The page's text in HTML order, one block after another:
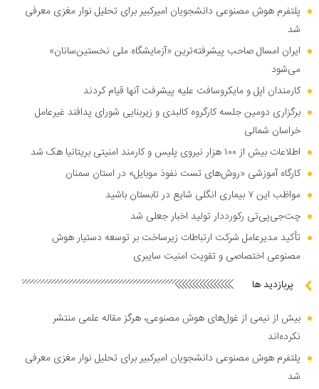
پلتفرم هوش مصنوعی دانشجویان امیرکبیر برای تحلیل نوار مغزی معرفی
شد
ایران امسال صاحب پیشرفته‌ترین «آزمایشگاه ملی نخستین‌سانان»
می‌شود
کارمندان اپل و مایکروسافت علیه پیشرفت آنها قیام کردند
برگزاری دومین جلسه کارگروه کالبدی و زیربنایی شورای پدافند غیرعامل
خراسان شمالی
اطلاعات بیش از ۱۰۰ هزار نیروی پلیس و کارمند امنیتی بریتانیا هک شد
کارگاه آموزشی «روش‌های تست نفوذ موبایل» در استان سمنان
مواظب این ۷ بیماری انگلی شایع در تابستان باشید
چت‌جی‌پی‌تی رکورددار تولید اخبار جعلی شد
تأکید مدیرعامل شرکت ارتباطات زیرساخت بر توسعه دستیار هوش
مصنوعی اختصاصی و تقویت امنیت سایبری
پربازدید ها
بیش از نیمی از غول‌های هوش مصنوعی، هرگز مقاله علمی منتشر
نکرده‌اند
پلتفرم هوش مصنوعی دانشجویان امیرکبیر برای تحلیل نوار مغزی معرفی
شد